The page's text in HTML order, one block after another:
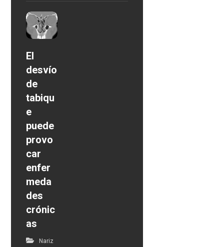
El
desvío
de
tabiqu
e
puede
provo
car
enfer
meda
des
crónic
as
Nariz